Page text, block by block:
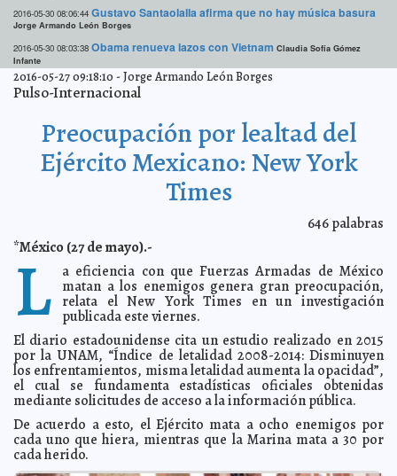
2016-05-30 08:06:44 Gustavo Santaolalla afirma que no hay música basura
Jorge Armando León Borges
2016-05-30 08:03:38 Obama renueva lazos con Vietnam Claudia Sofía Gómez
Infante
2016-05-30 07:49:48 Abandonan a niño japonés en el bosque para
castigarlo Claudia Sofía Gómez Infante
León Borges
2016-05-30 07:44:41 Medidas para cuidar las cuerdas vocales
Claudia Sofía
Gómez Infante
Piden atender medidas de seguridad en internet
Jorge Armando León
Desestiman críticas a Don Gato
2016-05-30 07:35:52 Trump gana enemigos en su partido Eduardo Ignacio Ramos
2016-05-30 07:32:41 Tailandés sufre mordida de pitón en el pene
Armando León Borges
2016-05-30 07:29:48 Los Obama disfrutan de la comida mexicana Jorge
Armando León Borges
2016-05-30 07:27:45 Obrador se desentiende de su hermano Claudia Sofía
Gómez Infante
2016-05-30 07:23:14 Llamada telefónica libera a Alan Pulido
Claudia Sofía Gómez
Infante
2016-05-30 07:21:27
2016-05-27 09:18:10 -Jorge Armando León Borges
Pulso-Internacional
Preocupación por lealtad del
Ejército Mexicano: New York
Times
646palabras
*México (27 de mayo).-
L a eficiencia con que Fuerzas Armadas de México
matan a los enemigos genera gran preocupación,
relata el New York Times en un investigación
publicada este viernes.
El diario estadounidense cita un estudio realizado en 2015
por la UNAM, “Índice de letalidad 2008-2014: Disminuyen
los enfrentamientos, misma letalidad aumenta la opacidad”,
el cual se fundamenta estadísticas oficiales obtenidas
mediante solicitudes de acceso a la información pública.
De acuerdo a esto, el Ejército mata a ocho enemigos por
cada uno que hiera, mientras que la Marina mata a 30 por
cada herido.